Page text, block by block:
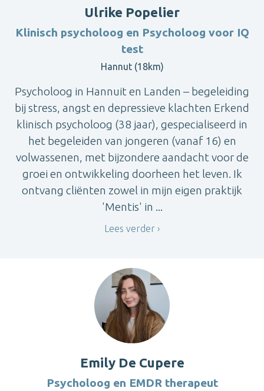
Ulrike Popelier
Klinisch psycholoog en Psycholoog voor IQ
test
Hannut (18km)
Psycholoog in Hannuit en Landen – begeleiding
bij stress, angst en depressieve klachten Erkend
klinisch psycholoog (38 jaar), gespecialiseerd in
het begeleiden van jongeren (vanaf 16) en
volwassenen, met bijzondere aandacht voor de
groei en ontwikkeling doorheen het leven. Ik
ontvang cliënten zowel in mijn eigen praktijk
'Mentis' in ...
Lees verder
Emily De Cupere
Psycholoog en EMDR therapeut